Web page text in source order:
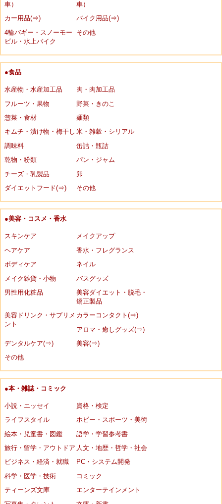
車）
車）
カー用品(⇒)
バイク用品(⇒)
4輪バギー・スノーモー
ビル・水上バイク
その他
●食品
水産物・水産加工品
肉・肉加工品
フルーツ・果物
野菜・きのこ
惣菜・食材
麺類
キムチ・漬け物・梅干し 米・雑穀・シリアル
調味料
缶詰・瓶詰
乾物・粉類
パン・ジャム
チーズ・乳製品
卵
ダイエットフード(⇒)
その他
●美容・コスメ・香水
スキンケア
メイクアップ
ヘアケア
香水・フレグランス
ボディケア
ネイル
メイク雑貨・小物
バスグッズ
男性用化粧品
美容ダイエット・脱毛・
矯正製品
美容ドリンク・サプリメ
ント
カラーコンタクト(⇒)
アロマ・癒しグッズ(⇒)
デンタルケア(⇒)
美容(⇒)
その他
●本・雑誌・コミック
小説・エッセイ
資格・検定
ライフスタイル
ホビー・スポーツ・美術
絵本・児童書・図鑑
語学・学習参考書
旅行・留学・アウトドア 人文・地歴・哲学・社会
ビジネス・経済・就職
PC・システム開発
科学・医学・技術
コミック
ティーンズ文庫
エンターテインメント